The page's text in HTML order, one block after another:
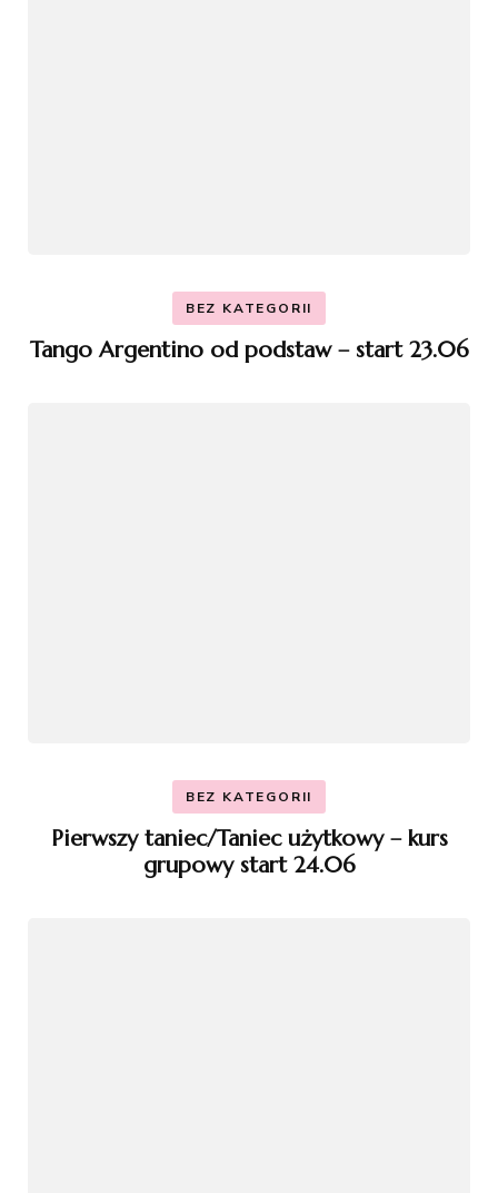
BEZ KATEGORII
Tango Argentino od podstaw – start 23.06
BEZ KATEGORII
Pierwszy taniec/Taniec użytkowy – kurs
grupowy start 24.06